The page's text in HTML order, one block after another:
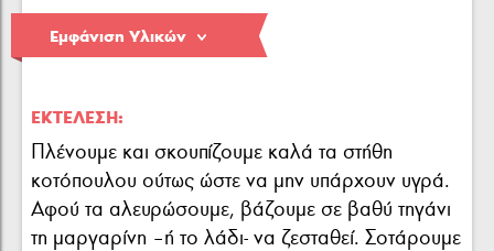
Εμφάνιση Υλικών
ΕΚΤΈΛΕΣΗ:
Πλένουμε και σκουπίζουμε καλά τα στήθη
κοτόπουλου ούτως ώστε να μην υπάρχουν υγρά.
Αφού τα αλευρώσουμε, βάζουμε σε βαθύ τηγάνι
τη μαργαρίνη –ή το λάδι- να ζεσταθεί. Σοτάρουμε